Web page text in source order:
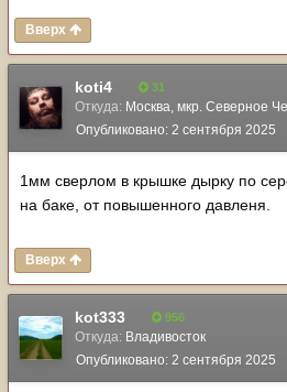
Вверх
koti4 31
Откуда: Москва, мкр. Северное
Опубликовано: 2 сентября 2025
1мм сверлом в крышке дырку по
на баке, от повышенного давленя.
Вверх
kot333 956
Откуда: Владивосток
Опубликовано: 2 сентября 2025